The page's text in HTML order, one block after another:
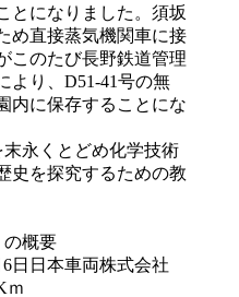
とになりました。須坂
め直接蒸気機関車に接
このたび長野鉄道管理
より、D51-41号の無
内に保存することにな
末永くとどめ化学技術
史を探究するための教
の概要
日日本車両株式会社
ｍ